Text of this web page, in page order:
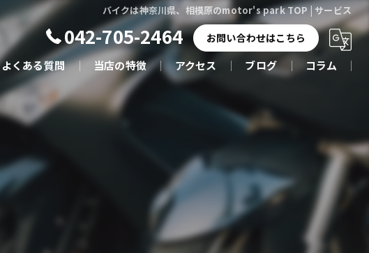
バイクは神奈川県、相模原のmotor's park TOP | サービス
042-705-2464 お問い合わせはこちら
よくある質問 当店の特徴
新車
アクセス ブログ コラム